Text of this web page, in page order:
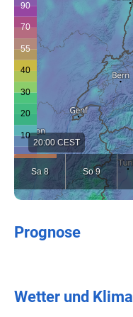
Prognose
Wetter und Klima